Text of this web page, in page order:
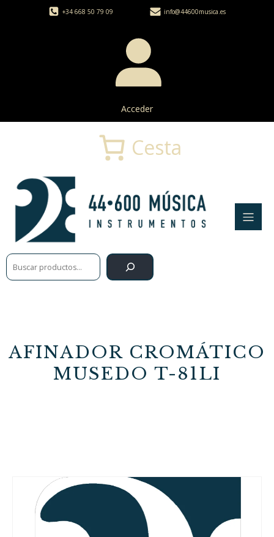
+34 668 50 79 09 info@44600musica.es
Acceder
Buscar
Cesta
AFINADOR CROMÁTICO
MUSEDO T-81LI